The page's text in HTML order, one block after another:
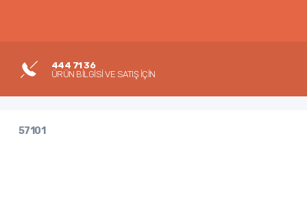
444 71 36
ÜRÜN BİLGİSİ VE SATIŞ İÇİN
57101